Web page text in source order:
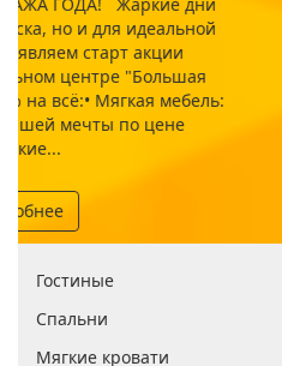
Компания Home collection
месяца "Порто" и "Моне"!
скидкой 15% в любой
материале.
Гостиные
Спальни
Мягкие кровати
Матрасы